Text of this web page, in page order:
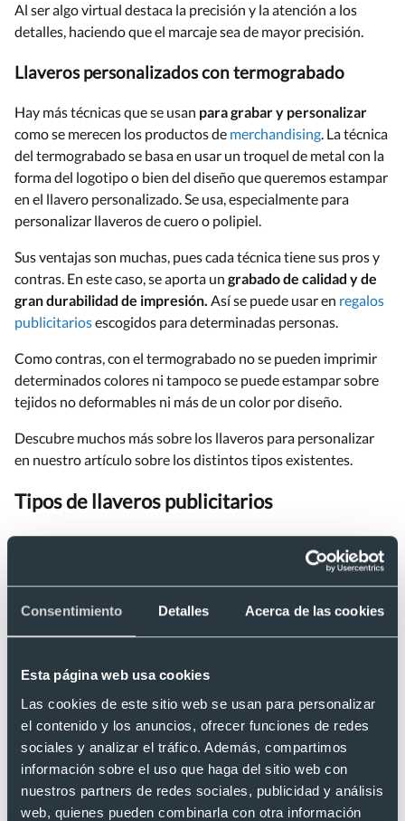
Consentimiento Detalles Acerca de las cookies
Esta página web usa cookies
Las cookies de este sitio web se usan para personalizar
el contenido y los anuncios, ofrecer funciones de redes
sociales y analizar el tráfico. Además, compartimos
información sobre el uso que haga del sitio web con
nuestros partners de redes sociales, publicidad y análisis
web, quienes pueden combinarla con otra información
Al ser algo virtual destaca la precisión y la atención a los
detalles, haciendo que el marcaje sea de mayor precisión.
Llaveros personalizados con termograbado
Hay más técnicas que se usan para grabar y personalizar
como se merecen los productos de merchandising. La técnica
del termograbado se basa en usar un troquel de metal con la
forma del logotipo o bien del diseño que queremos estampar
en el llavero personalizado. Se usa, especialmente para
personalizar llaveros de cuero o polipiel.
Sus ventajas son muchas, pues cada técnica tiene sus pros y
contras. En este caso, se aporta un grabado de calidad y de
gran durabilidad de impresión. Así se puede usar en regalos
publicitariosescogidos para determinadas personas.
Como contras, con el termograbado no se pueden imprimir
determinados colores ni tampoco se puede estampar sobre
tejidos no deformables ni más de un color por diseño.
Descubre muchos más sobre los llaveros para personalizar
en nuestro artículo sobre los distintos tipos existentes.
Tipos de llaveros publicitarios
Los llaveros clásicos son siempre una buena herramienta
publicitaria. Resultan muy económicos y están disponibles
regalar llaveros personalizados con forma de casa, mientras
que si tu ámbito es el automovilístico, puedes hacer lo mismo
con un llavero que sea un coche. Como ejemplo, te
proponemos este llavero de aluminio con forma de casita. Es
resistente y original. Además, está disponible para
personalizar y en varios colores.